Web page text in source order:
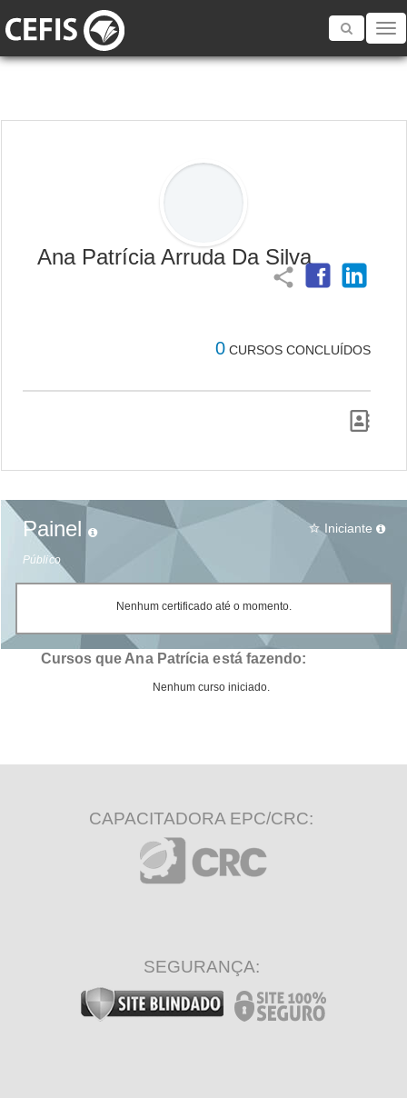
Toggle
Ana Patrícia Arruda Da Silva
share
0 CURSOS CONCLUÍDOS
Painel
Público
star_border Iniciante
Nenhum certificado até o momento.
Cursos que Ana Patrícia está fazendo:
Nenhum curso iniciado.
CAPACITADORA EPC/CRC:
SEGURANÇA: